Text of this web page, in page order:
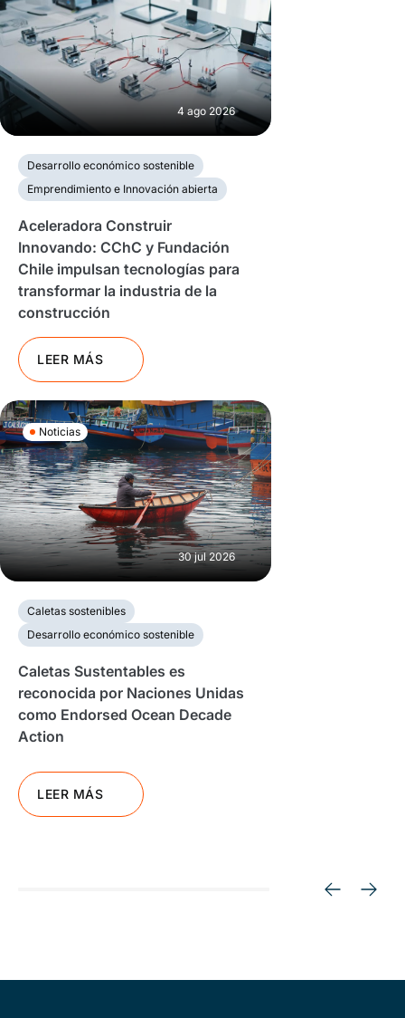
4 ago 2026
Desarrollo económico sostenible
Emprendimiento e Innovación abierta
Aceleradora Construir
Innovando: CChC y Fundación
Chile impulsan tecnologías para
transformar la industria de la
construcción
LEER MÁS
Noticias
30 jul 2026
Caletas sostenibles
Desarrollo económico sostenible
Caletas Sustentables es
reconocida por Naciones Unidas
como Endorsed Ocean Decade
Action
LEER MÁS